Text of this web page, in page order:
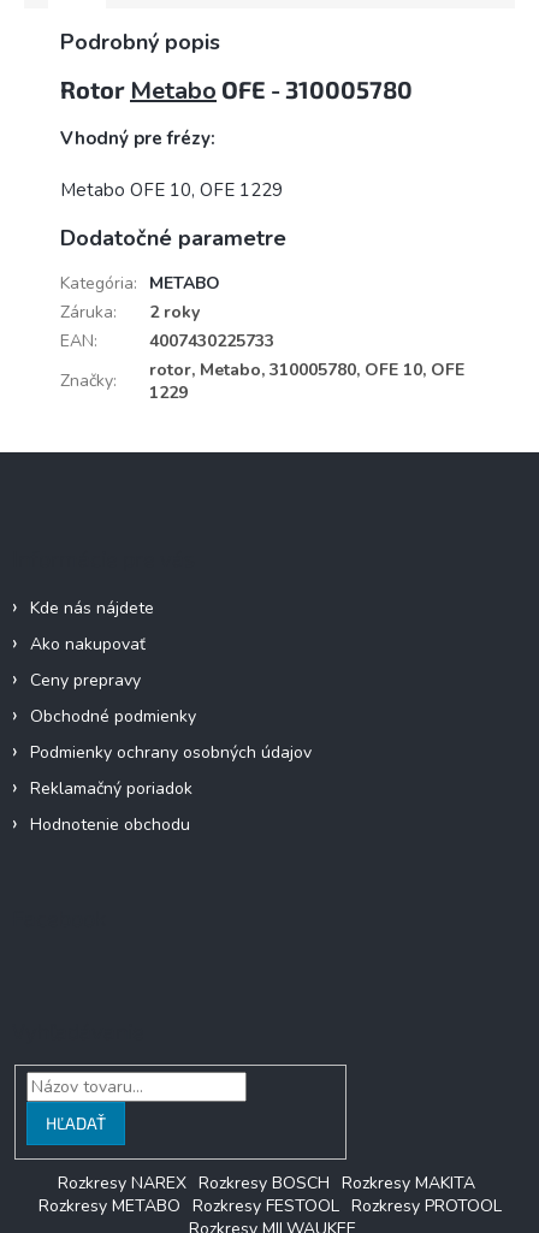
Podrobný popis
Rotor Metabo OFE - 310005780
Vhodný pre frézy:
Metabo OFE 10, OFE 1229
Dodatočné parametre
Kategória:
METABO
Záruka:
2 roky
EAN:
4007430225733
Značky:
rotor, Metabo, 310005780, OFE 10, OFE
1229
Kde nás nájdete
Ako nakupovať
Ceny prepravy
Obchodné podmienky
Podmienky ochrany osobných údajov
Reklamačný poriadok
Hodnotenie obchodu
HĽADAŤ
Rozkresy NAREX Rozkresy BOSCH Rozkresy MAKITA
Rozkresy METABO Rozkresy FESTOOL Rozkresy PROTOOL
Rozkresy MILWAUKEE